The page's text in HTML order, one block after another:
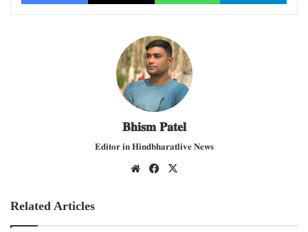
𝐁𝐡𝐢𝐬𝐦 𝐏𝐚𝐭𝐞𝐥
𝐄𝐝𝐢𝐭𝐨𝐫 𝐢𝐧 𝐇𝐢𝐧𝐝𝐛𝐡𝐚𝐫𝐚𝐭𝐥𝐢𝐯𝐞 𝐍𝐞𝐰𝐬
We
Fac
Related Articles